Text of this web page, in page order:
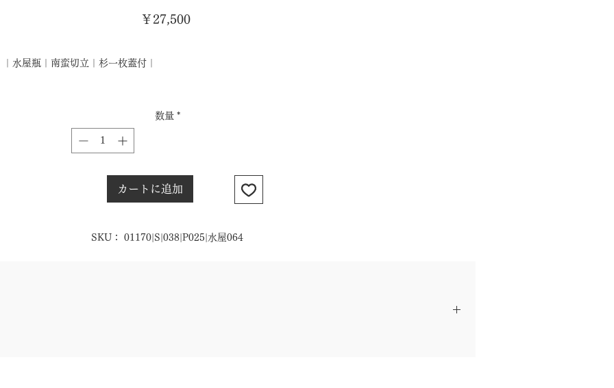
￥27,500価
｜水屋瓶｜南蛮切立｜杉一枚蓋付｜
数量 *
カートに追加
SKU： 01170|S|038|P025|水屋064